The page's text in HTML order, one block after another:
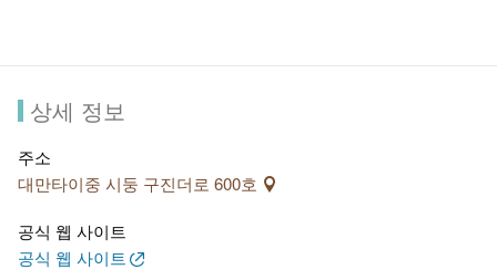
상세 정보
주소
대만타이중 시둥 구진더로 600호
공식 웹 사이트
공식 웹 사이트